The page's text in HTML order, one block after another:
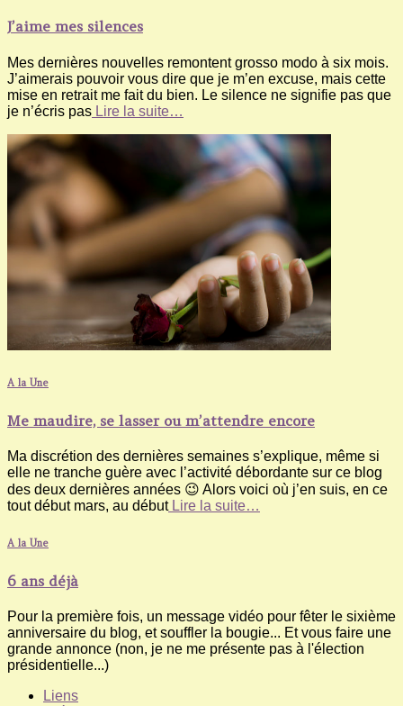
J’aime mes silences
Mes dernières nouvelles remontent grosso modo à six mois.
J’aimerais pouvoir vous dire que je m’en excuse, mais cette
mise en retrait me fait du bien. Le silence ne signifie pas que
je n’écris pas Lire la suite…
A la Une
Me maudire, se lasser ou m’attendre encore
Ma discrétion des dernières semaines s’explique, même si
elle ne tranche guère avec l’activité débordante sur ce blog
des deux dernières années 😉 Alors voici où j’en suis, en ce
tout début mars, au débutLire la suite…
A la Une
6 ans déjà
Pour la première fois, un message vidéo pour fêter le sixième
anniversaire du blog, et souffler la bougie... Et vous faire une
grande annonce (non, je ne me présente pas à l'élection
présidentielle...)
Liens